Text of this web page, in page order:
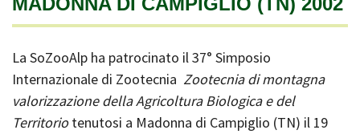
La SoZooAlp ha patrocinato il 37° Simposio
Internazionale di Zootecnia Zootecnia di montagna
valorizzazione della Agricoltura Biologica e del
Territoriotenutosi a Madonna di Campiglio (TN) il 19